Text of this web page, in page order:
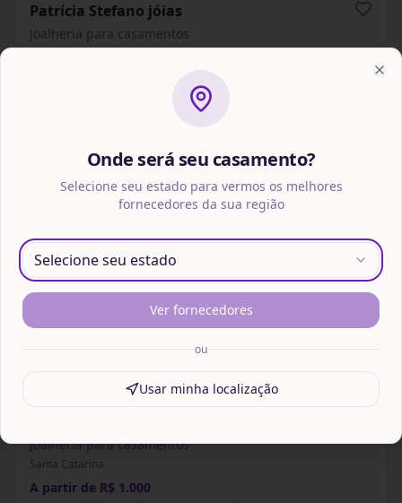
Patrícia Stefano jóias
Joalheria para casamentos
São Paulo
10 pts (Clube Wed)
Joalheria para casamentos
Minas Gerais
A partir de R$ 15
💎 Solicite orçamento e ganhe 5 ou 10 pts (Clube Wed)
Joalheria para casamentos
Santa Catarina
A partir de R$ 1.000
Onde será seu casamento?
Selecione seu estado para vermos os melhores
fornecedores da sua região
Selecione seu estado
Ver fornecedores
ou
Usar minha localização